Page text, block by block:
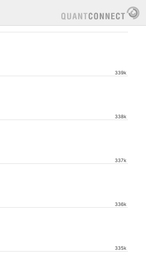
335k
336k
337k
338k
339k